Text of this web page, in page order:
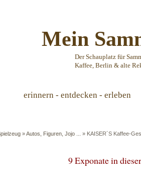
Mein
Der Schauplatz für
Kaffee, Berlin & alte
erinnern - entdecken - erleben
»Autos, Figuren, Jojo ... » KAISER´S Kaffee-
9 Exponate in